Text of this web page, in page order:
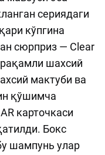
сериядаги
кўпгина
сюрприз — Clear
шахсий
мактуби ва
қўшимча
карточкаси
Бокс
шампунь улар